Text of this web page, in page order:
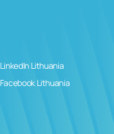
LinkedIn Lithuania
Facebook Lithuania